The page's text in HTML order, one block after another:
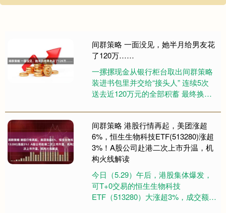
间群策略 一面没见，她半月给男友花
了120万……
一摞摞现金从银行柜台取出间群策略
装进书包里并交给“接头人” 连续5次
送去近120万元的全部积蓄 最终换来
头像 …… 10月....
间群策略 港股行情再起，美团涨超
6%，恒生生物科技ETF(513280)涨超
3%！A股公司赴港二次上市升温，机
构火线解读
今日（5.29）午后，港股集体爆发，
可T+0交易的恒生生物科技
ETF（513280）大涨超3%，成交额巨